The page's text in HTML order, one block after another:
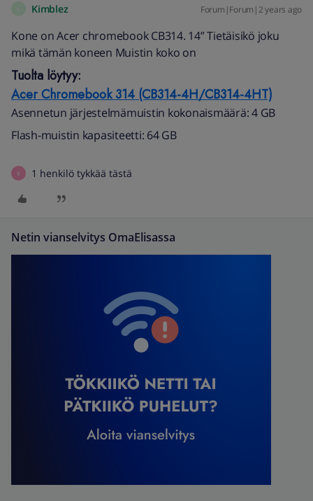
Kimblez Forum|Forum|2 years ago
Kone on Acer chromebook CB314. 14” Tietäisikö joku
mikä tämän koneen Muistin koko on
Tuolta löytyy:
Acer Chromebook 314 (CB314-4H/CB314-4HT)
Asennetun järjestelmämuistin kokonaismäärä: 4 GB
Flash-muistin kapasiteetti: 64 GB
K 1 henkilö tykkää tästä
Netin vianselvitys OmaElisassa